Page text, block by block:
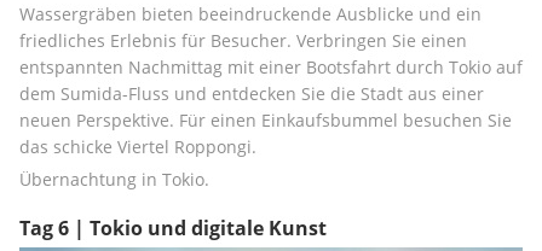
Wassergräben bieten beeindruckende Ausblicke und ein
friedliches Erlebnis für Besucher. Verbringen Sie einen
entspannten Nachmittag mit einer Bootsfahrt durch Tokio auf
dem Sumida-Fluss und entdecken Sie die Stadt aus einer
neuen Perspektive. Für einen Einkaufsbummel besuchen Sie
das schicke Viertel Roppongi.
Übernachtung in Tokio.
Tag 6 | Tokio und digitale Kunst